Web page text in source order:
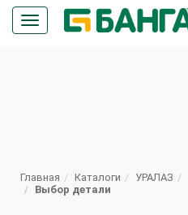
Кнопка
меню
Главная Каталоги УРАЛАЗ
Выбор детали